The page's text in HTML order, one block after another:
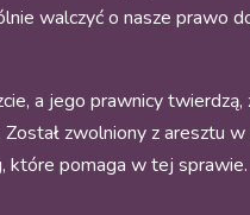
walczyć o nasze prawo
a jego prawnicy twierdzą,
zwolniony z aresztu
które pomaga w tej sprawie.